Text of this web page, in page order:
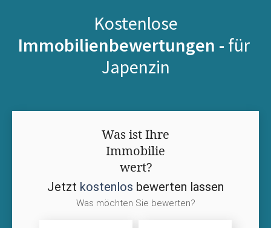
Kostenlose
Immobilienbewertungen - für
Japenzin
Was ist Ihre
Immobilie
wert?
Jetzt kostenlos bewerten lassen
Was möchten Sie bewerten?